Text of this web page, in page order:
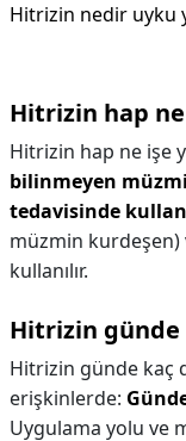
Hitrizin nedir uyku
Hitrizin hap
Hitrizin hap ne işe
bilinmeyen
tedavisinde
müzmin kurdeşen)
kullanılır.
Hitrizin günde
Hitrizin günde kaç
erişkinlerde:
Uygulama yolu ve